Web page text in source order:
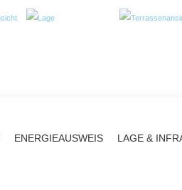
ENERGIEAUSWEIS LAGE &